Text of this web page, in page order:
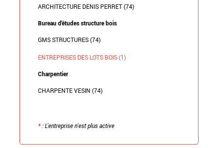
ARCHITECTURE DENIS PERRET (74)
Bureau d'études structure bois
GMS STRUCTURES (74)
ENTREPRISES DES LOTS BOIS (1)
Charpentier
CHARPENTE VESIN (74)
*: L'entreprise n'est plus active